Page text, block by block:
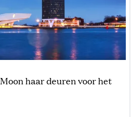
haar deuren voor het